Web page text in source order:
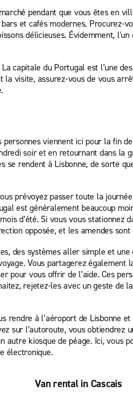
pendant que vous êtes en
et cafés modernes. Procurez-
délicieuses. Évidemment,
capitale du Portugal est l’une
visite, assurez-vous de vous
viennent ici pour la fin
soir et en retournant dans la
se rendent à Lisbonne, de sorte
prévoyez passer toute la
est généralement beaucoup
d’été. Si vous vous stationnez
opposée, et les amendes sont
des systèmes aller simple et
Vous partagerez également
vous offrir de l’aide. Ces
rejetez-les avec un geste de
à l’aéroport de Lisbonne et
sur l’autoroute, vous obtiendrez
autre kiosque de péage. Ici, vous
électronique.
Van rental in Cascais